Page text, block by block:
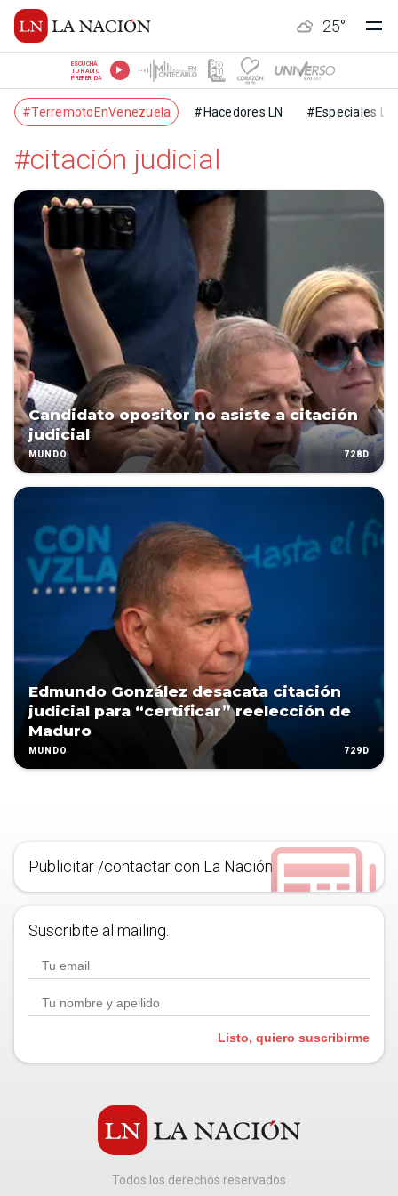
25°
ESCUCHÁ
TU RADIO
PREFERIDA
#TerremotoEnVenezuela #Hacedores LN #Especiales LN
#citación judicial
Candidato opositor no asiste a citación
judicial
MUNDO 728D
Edmundo González desacata citación
judicial para “certificar” reelección de
Maduro
MUNDO 729D
Publicitar /contactar con La Nación
Suscribite al mailing.
Listo, quiero suscribirme
Todos los derechos reservados